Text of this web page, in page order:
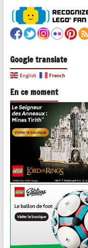
Google translate
English French
En ce moment